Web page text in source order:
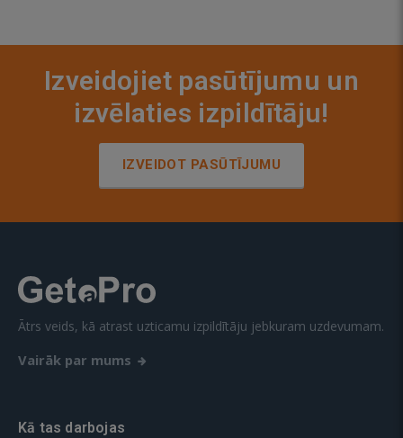
Izveidojiet pasūtījumu un
izvēlaties izpildītāju!
IZVEIDOT PASŪTĪJUMU
Ātrs veids, kā atrast uzticamu izpildītāju jebkuram uzdevumam.
Vairāk par mums
Kā tas darbojas